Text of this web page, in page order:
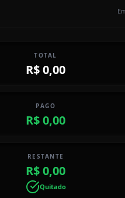
TOTAL
R$ 0,00
PAGO
R$ 0,00
RESTANTE
R$ 0,00
Quitado